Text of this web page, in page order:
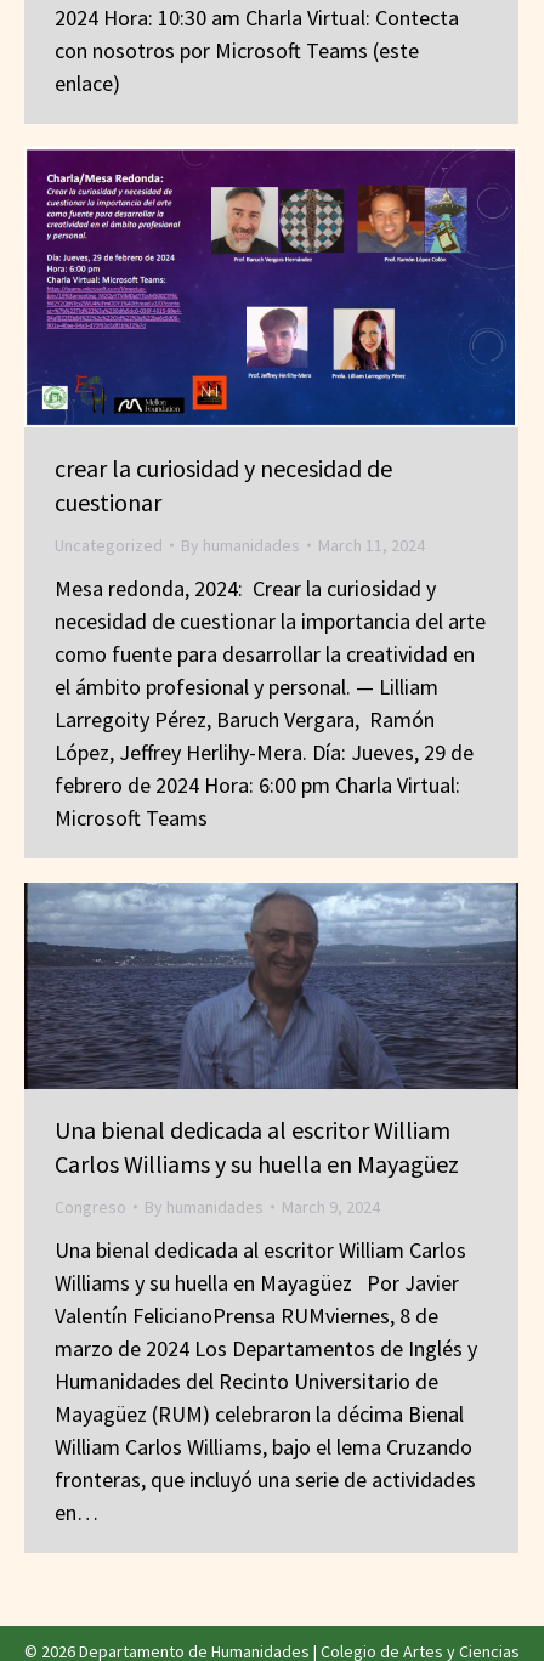
2024 Hora: 10:30 am Charla Virtual: Contecta
con nosotros por Microsoft Teams (este
enlace)
crear la curiosidad y necesidad de
cuestionar
Uncategorized By humanidades March 11, 2024
Mesa redonda, 2024: Crear la curiosidad y
necesidad de cuestionar la importancia del arte
como fuente para desarrollar la creatividad en
el ámbito profesional y personal. — Lilliam
Larregoity Pérez, Baruch Vergara, Ramón
López, Jeffrey Herlihy-Mera. Día: Jueves, 29 de
febrero de 2024 Hora: 6:00 pm Charla Virtual:
Microsoft Teams
Una bienal dedicada al escritor William
Carlos Williams y su huella en Mayagüez
Congreso By humanidades March 9, 2024
Una bienal dedicada al escritor William Carlos
Williams y su huella en Mayagüez Por Javier
Valentín FelicianoPrensa RUMviernes, 8 de
marzo de 2024 Los Departamentos de Inglés y
Humanidades del Recinto Universitario de
Mayagüez (RUM) celebraron la décima Bienal
William Carlos Williams, bajo el lema Cruzando
fronteras, que incluyó una serie de actividades
en…
© 2026 Departamento de Humanidades | Colegio de Artes y Ciencias